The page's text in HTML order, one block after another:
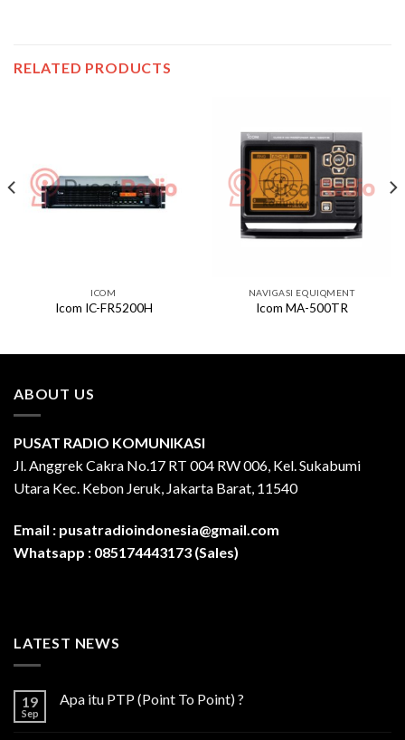
RELATED PRODUCTS
ICOM
Icom IC-FR5200H
NAVIGASI EQUIQMENT
Icom MA-500TR
ABOUT US
PUSAT RADIO KOMUNIKASI
Jl. Anggrek Cakra No.17 RT 004 RW 006, Kel. Sukabumi
Utara Kec. Kebon Jeruk, Jakarta Barat, 11540
Email : pusatradioindonesia@gmail.com
Whatsapp : 085174443173 (Sales)
LATEST NEWS
19
Sep
Apa itu PTP (Point To Point) ?